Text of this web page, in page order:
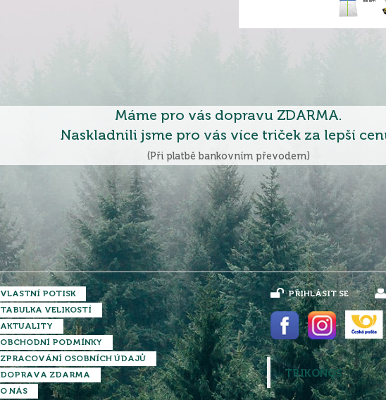
Máme pro vás dopravu ZDARMA.
Naskladnili jsme pro vás více triček za lepší
(Při platbě bankovním převodem)
VLASTNÍ POTISK
TABULKA VELIKOSTÍ
AKTUALITY
OBCHODNÍ PODMÍNKY
ZPRACOVÁNÍ OSOBNÍCH ÚDAJŮ
DOPRAVA ZDARMA
O NÁS
PŘIHLÁSIT SE
TRIKONOS